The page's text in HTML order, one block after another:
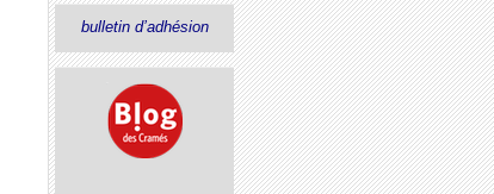
bulletin d’adhésion